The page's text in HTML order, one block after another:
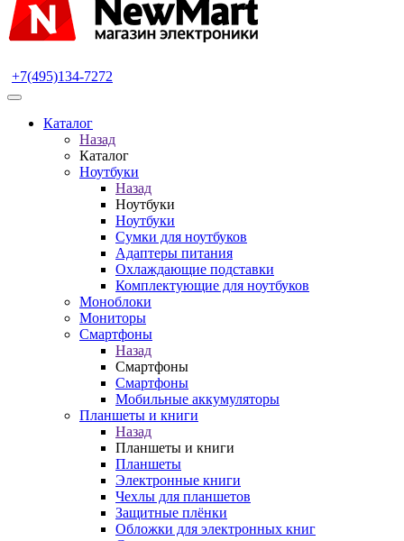
+7(495)134-7272
Каталог
Назад
Каталог
Ноутбуки
Назад
Ноутбуки
Ноутбуки
Сумки для ноутбуков
Адаптеры питания
Охлаждающие подставки
Комплектующие для ноутбуков
Моноблоки
Мониторы
Смартфоны
Назад
Смартфоны
Смартфоны
Мобильные аккумуляторы
Планшеты и книги
Назад
Планшеты и книги
Планшеты
Электронные книги
Чехлы для планшетов
Защитные плёнки
Обложки для электронных книг